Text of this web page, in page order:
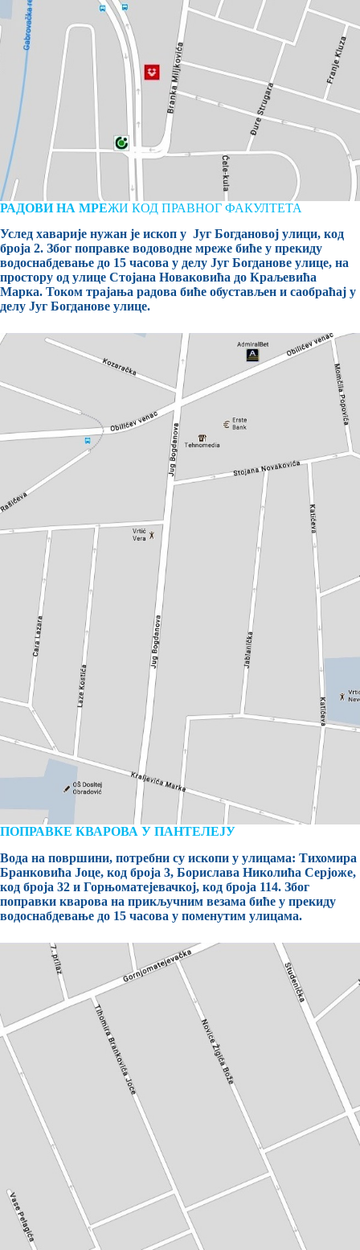
РАДОВИ НА МРЕЖИ КОД ПРАВНОГ ФАКУЛТЕТА
Услед хаварије нужан је ископ у Југ Богдановој улици, код
броја 2. Због поправке водоводне мреже биће у прекиду
водоснабдевање до 15 часова у делу Југ Богданове улице, на
простору од улице Стојана Новаковића до Краљевића
Марка. Током трајања радова биће обустављен и саобраћај у
делу Југ Богданове улице.
ПОПРАВКЕ КВАРОВА У ПАНТЕЛЕЈУ
Вода на површини, потребни су ископи у улицама: Тихомира
Бранковића Јоце, код броја 3, Борислава Николића Серјоже,
код броја 32 и Горњоматејевачкој, код броја 114. Због
поправки кварова на прикључним везама биће у прекиду
водоснабдевање до 15 часова у поменутим улицама.